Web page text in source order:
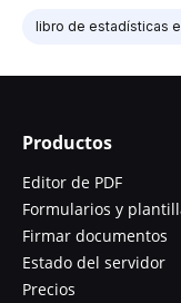
libro de estadísticas
Productos
Editor de PDF
Formularios y
Firmar documentos
Estado del servidor
Precios